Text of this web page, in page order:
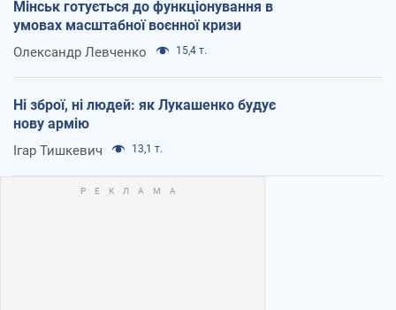
Мінськ готується до функціонування в
умовах масштабної воєнної кризи
Олександр Левченко 15,4 т.
Ні зброї, ні людей: як Лукашенко будує
нову армію
Ігар Тишкевич 13,1 т.